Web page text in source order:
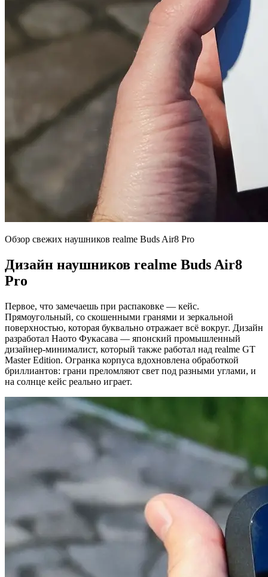
Обзор свежих наушников realme Buds Air8 Pro
Дизайн наушников realme Buds Air8
Pro
Первое, что замечаешь при распаковке — кейс.
Прямоугольный, со скошенными гранями и зеркальной
поверхностью, которая буквально отражает всё вокруг. Дизайн
разработал Наото Фукасава — японский промышленный
дизайнер-минималист, который также работал над realme GT
Master Edition. Огранка корпуса вдохновлена обработкой
бриллиантов: грани преломляют свет под разными углами, и
на солнце кейс реально играет.